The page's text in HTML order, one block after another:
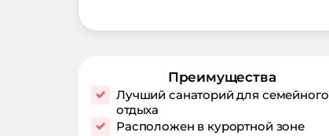
Преимущества
Лучший санаторий для семейного
отдыха
Расположен в курортной зоне